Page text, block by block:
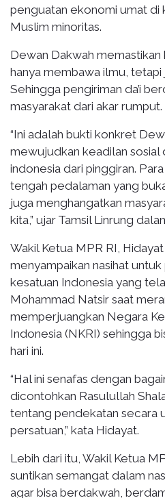
penguatan ekonomi umat di
Muslim minoritas.
Dewan Dakwah memastikan
hanya membawa ilmu,
Sehingga pengiriman da’i
masyarakat dari akar rumput.
“Ini adalah bukti konkret
mewujudkan keadilan sosial
indonesia dari pinggiran.
tengah pedalaman yang
juga menghangatkan
kita,” ujar Tamsil Linrung
Wakil Ketua MPR RI,
menyampaikan nasihat
kesatuan Indonesia yang
Mohammad Natsir saat
memperjuangkan Negara
Indonesia (NKRI) sehingga
hari ini.
“Hal ini senafas dengan
dicontohkan Rasulullah
tentang pendekatan secara
persatuan,” kata Hidayat.
Lebih dari itu, Wakil Ketua
suntikan semangat dalam
agar bisa berdakwah,